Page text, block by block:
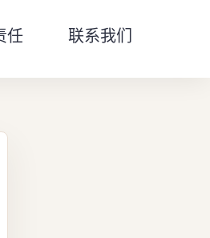
任 联系我们